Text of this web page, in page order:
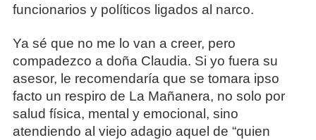
funcionarios y políticos ligados al narco.
Ya sé que no me lo van a creer, pero
compadezco a doña Claudia. Si yo fuera su
asesor, le recomendaría que se tomara ipso
facto un respiro de La Mañanera, no solo por
salud física, mental y emocional, sino
atendiendo al viejo adagio aquel de “quien